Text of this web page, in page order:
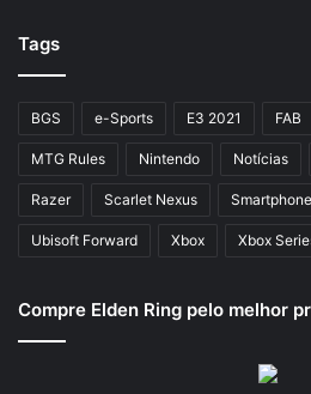
Tags
BGS e-Sports E3 2021 FAB
MTG Rules Nintendo Notícias
Razer Scarlet Nexus
Ubisoft Forward Xbox Xbox
Compre Elden Ring pelo melhor